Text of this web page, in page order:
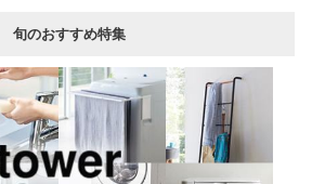
旬のおすすめ特集